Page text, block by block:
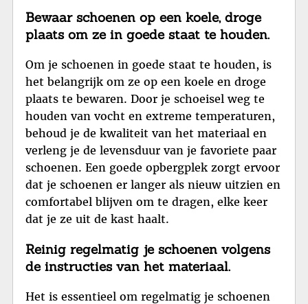
Bewaar schoenen op een koele, droge
plaats om ze in goede staat te houden.
Om je schoenen in goede staat te houden, is
het belangrijk om ze op een koele en droge
plaats te bewaren. Door je schoeisel weg te
houden van vocht en extreme temperaturen,
behoud je de kwaliteit van het materiaal en
verleng je de levensduur van je favoriete paar
schoenen. Een goede opbergplek zorgt ervoor
dat je schoenen er langer als nieuw uitzien en
comfortabel blijven om te dragen, elke keer
dat je ze uit de kast haalt.
Reinig regelmatig je schoenen volgens
de instructies van het materiaal.
Het is essentieel om regelmatig je schoenen